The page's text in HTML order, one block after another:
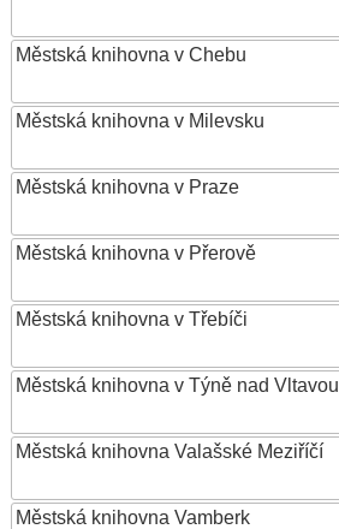
Městská knihovna v Chebu
Městská knihovna v Milevsku
Městská knihovna v Praze
Městská knihovna v Přerově
Městská knihovna v Třebíči
Městská knihovna v Týně nad Vltavou
Městská knihovna Valašské Meziříčí
Městská knihovna Vamberk